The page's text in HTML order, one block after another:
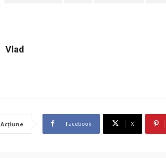
Vlad
Acțiune Facebook X